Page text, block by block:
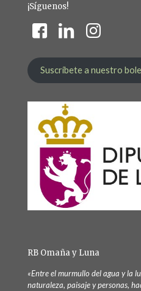
¡Síguenos!
Suscríbete a nuestro
RB Omaña y Luna
«Entre el murmullo del agua y la
naturaleza, paisaje y personas,